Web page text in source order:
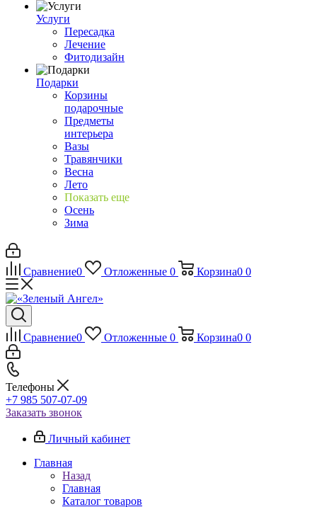
Услуги
Пересадка
Лечение
Фитодизайн
Подарки
Корзины
подарочные
Предметы
интерьера
Вазы
Травянчики
Весна
Лето
Показать еще
Осень
Зима
Сравнение0 Отложенные 0 Корзина0 0
Сравнение0 Отложенные 0 Корзина0 0
Телефоны
+7 985 507-07-09
Заказать звонок
Личный кабинет
Главная
Назад
Главная
Каталог товаров